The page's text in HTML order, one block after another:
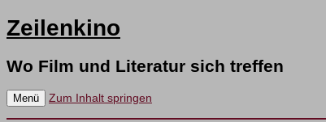
Zeilenkino
Wo Film und Literatur sich treffen
Menü Zum Inhalt springen